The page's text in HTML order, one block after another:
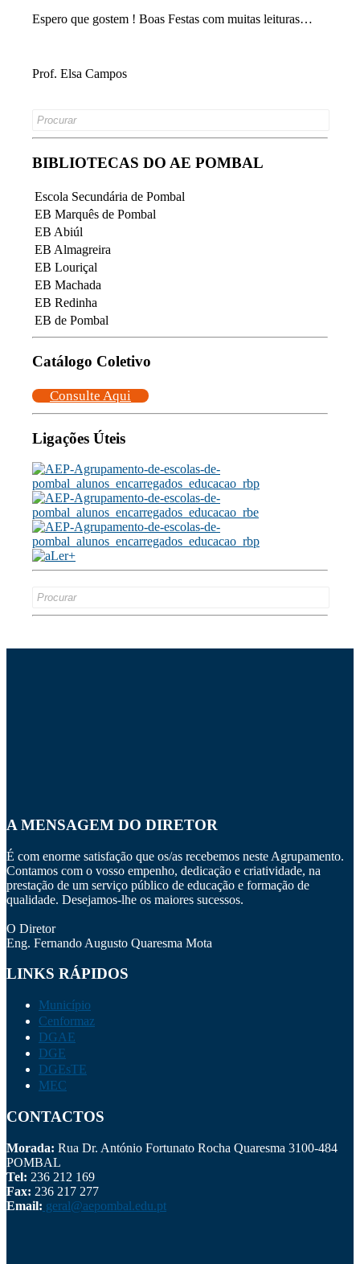
Espero que gostem ! Boas Festas com muitas leituras…
Prof. Elsa Campos
Search
BIBLIOTECAS DO AE POMBAL
Escola Secundária de Pombal
EB Marquês de Pombal
EB Abiúl
EB Almagreira
EB Louriçal
EB Machada
EB Redinha
EB de Pombal
Catálogo Coletivo
Consulte Aqui
Ligações Úteis
Search
A MENSAGEM DO DIRETOR
É com enorme satisfação que os/as recebemos neste Agrupamento.
Contamos com o vosso empenho, dedicação e criatividade, na
prestação de um serviço público de educação e formação de
qualidade. Desejamos-lhe os maiores sucessos.
O Diretor
Eng. Fernando Augusto Quaresma Mota
LINKS RÁPIDOS
Município
Cenformaz
DGAE
DGE
DGEsTE
MEC
CONTACTOS
Morada: Rua Dr. António Fortunato Rocha Quaresma 3100-484
POMBAL
Tel: 236 212 169
Fax: 236 217 277
Email: geral@aepombal.edu.pt